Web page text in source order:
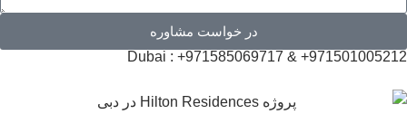
در خواست مشاوره
971501005212+ & 971585069717+ :